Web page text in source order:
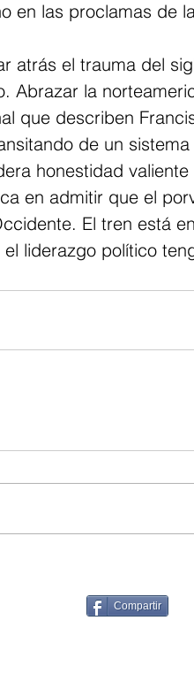
en las proclamas de
atrás el trauma del
Abrazar la
que describen
de un
honestidad
en admitir que el
El tren está
liderazgo político
Compartir